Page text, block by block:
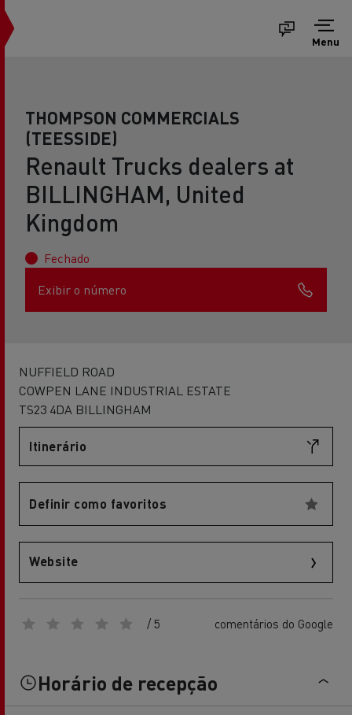
Menu
THOMPSON COMMERCIALS
(TEESSIDE)
Renault Trucks dealers at
BILLINGHAM, United
Kingdom
Fechado
Exibir o número
NUFFIELD ROAD
COWPEN LANE INDUSTRIAL ESTATE
TS23 4DA BILLINGHAM
Itinerário
Definir como favoritos
Website
/ 5 comentários do Google
Horário de recepção